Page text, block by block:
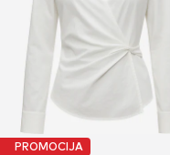
PROMOCIJA